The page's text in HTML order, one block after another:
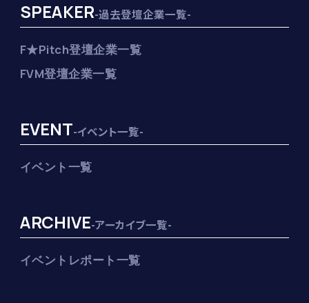
SPEAKER-過去登壇企業一覧-
F★Pitch登壇企業一覧
FVM登壇企業一覧
EVENT-イベント一覧-
イベント一覧
ARCHIVE-アーカイブ一覧-
イベントレポート一覧